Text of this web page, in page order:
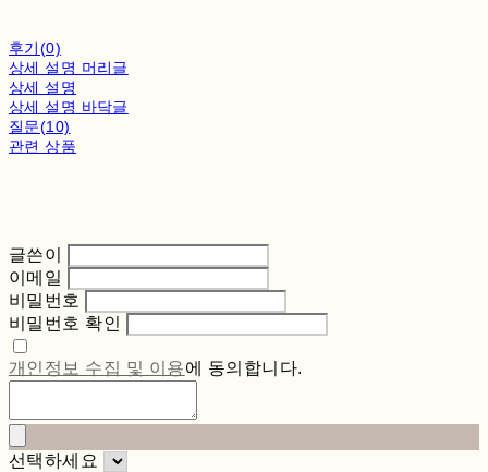
후기(0)
상세 설명 머리글
상세 설명
상세 설명 바닥글
질문(10)
관련 상품
글쓴이
이메일
비밀번호
비밀번호 확인
개인정보 수집 및 이용에 동의합니다.
선택하세요